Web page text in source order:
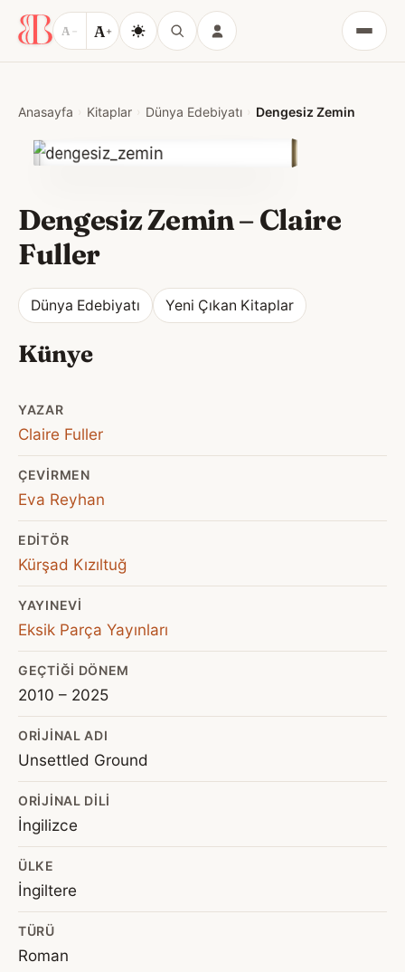
A − A+
Menü
Anasayfa Kitaplar Dünya Edebiyatı Dengesiz Zemin
Dengesiz Zemin–Claire
Fuller
Dünya Edebiyatı Yeni Çıkan Kitaplar
Künye
YAZAR
Claire Fuller
ÇEVIRMEN
Eva Reyhan
EDITÖR
Kürşad Kızıltuğ
YAYINEVI
Eksik Parça Yayınları
GEÇTIĞI DÖNEM
2010 – 2025
ORIJINAL ADI
Unsettled Ground
ORIJINAL DILI
İngilizce
ÜLKE
İngiltere
TÜRÜ
Roman